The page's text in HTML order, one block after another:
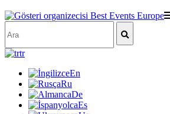
tr
En
Ru
De
Es